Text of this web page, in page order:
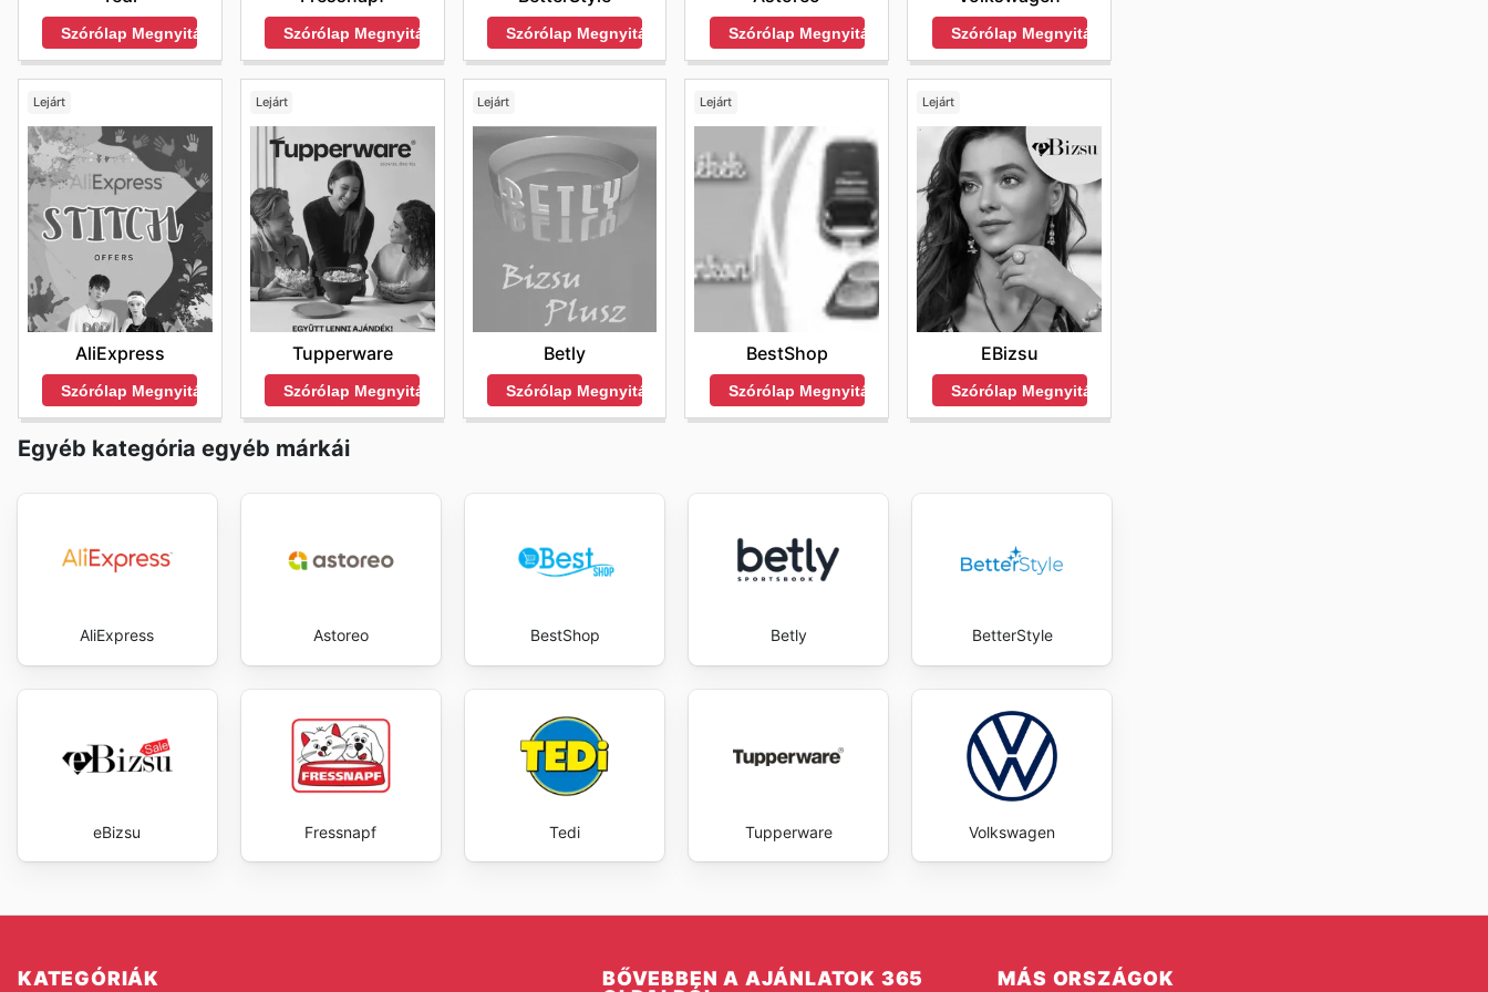
Szórólap Megnyitása Szórólap Megnyitása Szórólap Megnyitása Szórólap Megnyitása Szórólap Megnyitása
Lejárt
AliExpress
Szórólap Megnyitása
Lejárt
Tupperware
Szórólap Megnyitása
Lejárt
Betly
Szórólap Megnyitása
Lejárt
BestShop
Szórólap Megnyitása
Lejárt
EBizsu
Szórólap Megnyitása
Egyéb kategória egyéb márkái
AliExpress Astoreo BestShop Betly BetterStyle
eBizsu Fressnapf Tedi Tupperware Volkswagen
KATEGÓRIÁK
BŐVEBBEN A AJÁNLATOK 365
MÁS ORSZÁGOK